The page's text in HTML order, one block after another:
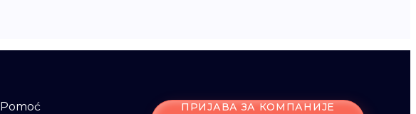
Pomoć ПРИЈАВА ЗА КОМПАНИЈЕ